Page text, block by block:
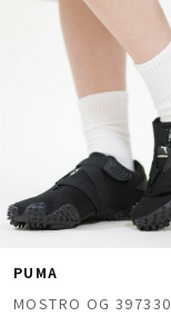
PUMA
MOSTRO OG 397330